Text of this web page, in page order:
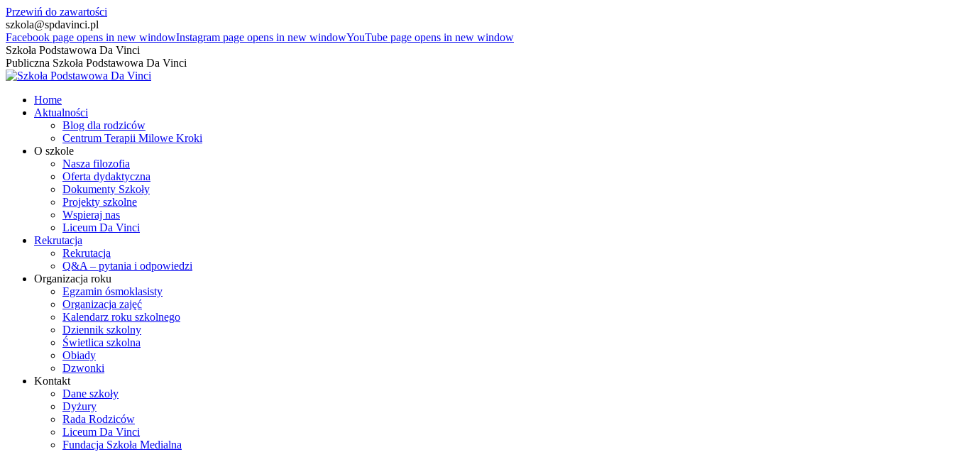
Przewiń do zawartości
szkola@spdavinci.pl
Facebook page opens in new windowInstagram page opens in new windowYouTube page opens in new window
Szkoła Podstawowa Da Vinci
Publiczna Szkoła Podstawowa Da Vinci
Home
Aktualności
Blog dla rodziców
Centrum Terapii Milowe Kroki
O szkole
Nasza filozofia
Oferta dydaktyczna
Dokumenty Szkoły
Projekty szkolne
Wspieraj nas
Liceum Da Vinci
Rekrutacja
Rekrutacja
Q&A – pytania i odpowiedzi
Organizacja roku
Egzamin ósmoklasisty
Organizacja zajęć
Kalendarz roku szkolnego
Dziennik szkolny
Świetlica szkolna
Obiady
Dzwonki
Kontakt
Dane szkoły
Dyżury
Rada Rodziców
Liceum Da Vinci
Fundacja Szkoła Medialna